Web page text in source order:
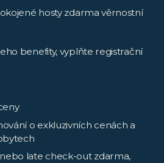
hosty zdarma věrnostní
benefity, vyplňte registrační
o exkluzivních cenách a
late check-out zdarma,